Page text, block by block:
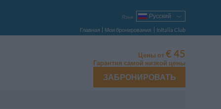
Язык
Русский
Italiano
English
Deutsch
Español
Português
Polski
Главная Мои бронирования
InItalia Club
Цены от€ 45
Гарантия самой низкой цены
ЗАБРОНИРОВАТЬ